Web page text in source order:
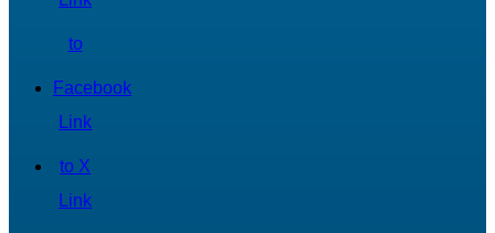
to
Facebook
Link
to X
Link